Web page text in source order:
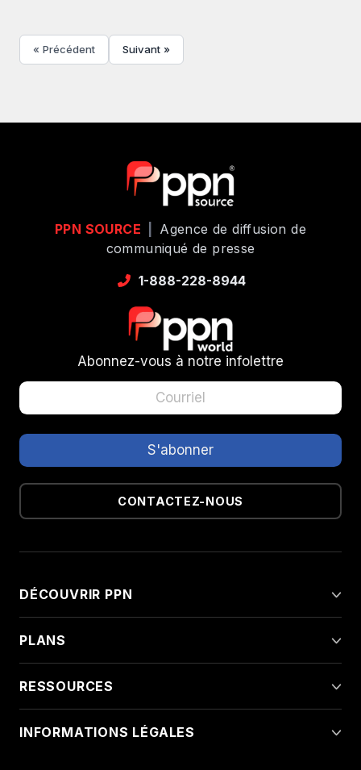
« Précédent Suivant »
PPN SOURCE
Agence de diffusion de
communiqué de presse
1-888-228-8944
Abonnez-vous à notre infolettre
CONTACTEZ-NOUS
DÉCOUVRIR PPN
PLANS
RESSOURCES
INFORMATIONS LÉGALES